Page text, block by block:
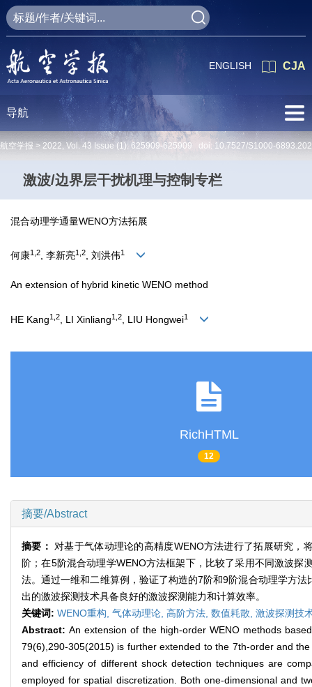
CJA
ENGLISH
导航
航空学报 > 2022, Vol. 43 Issue (1): 625909-625909 doi: 10.7527/S1000-
激波/边界层干扰机理与控制专栏
混合动理学通量WENO方法拓展
何康1,2, 李新亮1,2, 刘洪伟1
An extension of hybrid kinetic WENO method
HE Kang1,2 , LI Xinliang1,2 , LIU Hongwei1
RichHTML
12
摘要/Abstract
摘要：对基于气体动理论的高精度WENO方法进行了拓展研究，
阶；在5阶混合动理学WENO方法框架下，比较了采用不同激波
法。通过一维和二维算例，验证了构造的7阶和9阶混合动理学方
出的激波探测技术具备良好的激波探测能力和计算效率。
关键词: WENO重构, 气体动理论, 高阶方法, 数值耗散, 激波探测技
Abstract:An extension of the high-order WENO methods
79(6),290-305(2015) is further extended to the 7th-order and
and efficiency of different shock detection techniques are
employed for spatial discretization. Both one-dimensional and